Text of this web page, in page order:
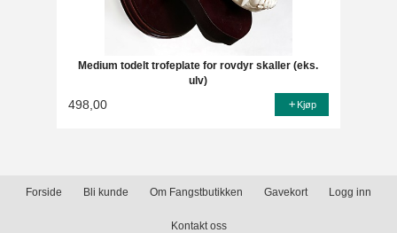
Medium todelt trofeplate for rovdyr skaller (eks.
ulv)
498,00 Kjøp
Forside Bli kunde Om Fangstbutikken Gavekort Logg inn
Kontakt oss